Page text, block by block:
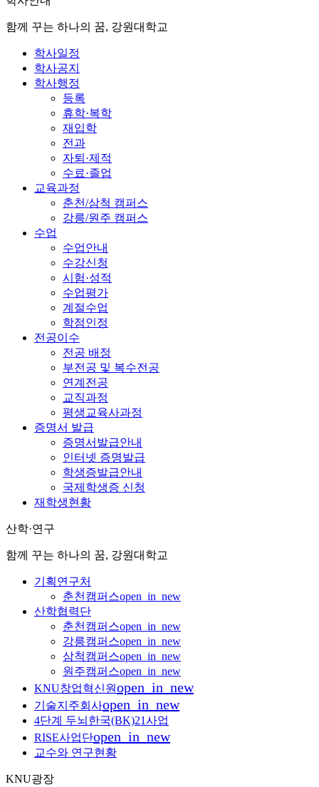
함께 꾸는 하나의 꿈, 강원대학교
학사일정
학사공지
학사행정
등록
휴학·복학
재입학
전과
자퇴·제적
수료·졸업
교육과정
춘천/삼척 캠퍼스
강릉/원주 캠퍼스
수업
수업안내
수강신청
시험·성적
수업평가
계절수업
학점인정
전공이수
전공 배정
부전공 및 복수전공
연계전공
교직과정
평생교육사과정
증명서 발급
증명서발급안내
인터넷 증명발급
학생증발급안내
국제학생증 신청
재학생현황
산학·연구
함께 꾸는 하나의 꿈, 강원대학교
기획연구처
춘천캠퍼스open_in_new
산학협력단
춘천캠퍼스open_in_new
강릉캠퍼스open_in_new
삼척캠퍼스open_in_new
원주캠퍼스open_in_new
KNU창업혁신원open_in_new
기술지주회사open_in_new
4단계 두뇌한국(BK)21사업
RISE사업단open_in_new
교수와 연구현황
KNU광장